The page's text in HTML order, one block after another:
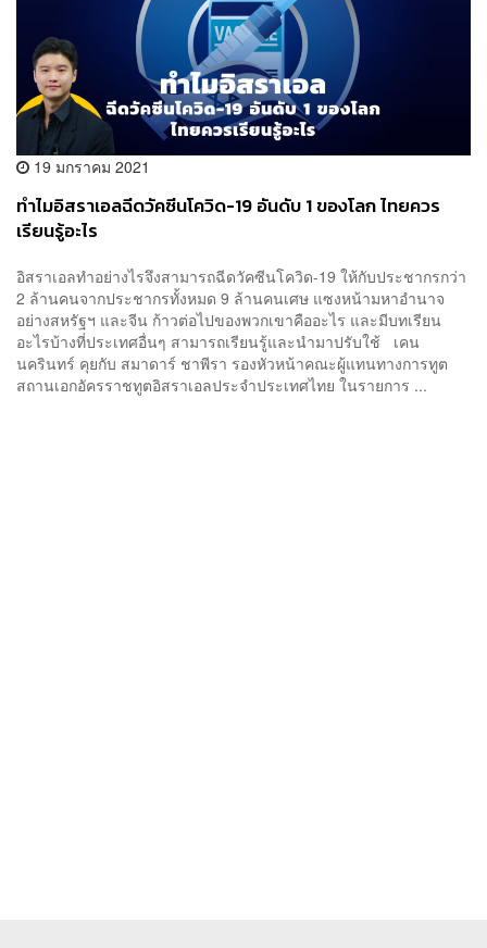
19 มกราคม 2021
ทำไมอิสราเอลฉีดวัคซีนโควิด-19 อันดับ 1 ของโลก ไทยควร
เรียนรู้อะไร
อิสราเอลทำอย่างไรจึงสามารถฉีดวัคซีนโควิด-19 ให้กับประชากรกว่า
2 ล้านคนจากประชากรทั้งหมด 9 ล้านคนเศษ แซงหน้ามหาอำนาจ
อย่างสหรัฐฯ และจีน ก้าวต่อไปของพวกเขาคืออะไร และมีบทเรียน
อะไรบ้างที่ประเทศอื่นๆ สามารถเรียนรู้และนำมาปรับใช้ เคน
นครินทร์ คุยกับ สมาดาร์ ชาพีรา รองหัวหน้าคณะผู้แทนทางการทูต
สถานเอกอัครราชทูตอิสราเอลประจำประเทศไทย ในรายการ ...